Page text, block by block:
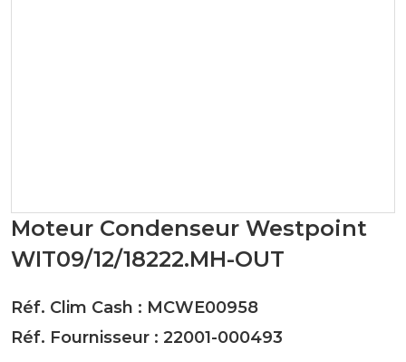
Moteur Condenseur Westpoint
WIT09/12/18222.MH-OUT
Réf. Clim Cash : MCWE00958
Réf. Fournisseur : 22001-000493